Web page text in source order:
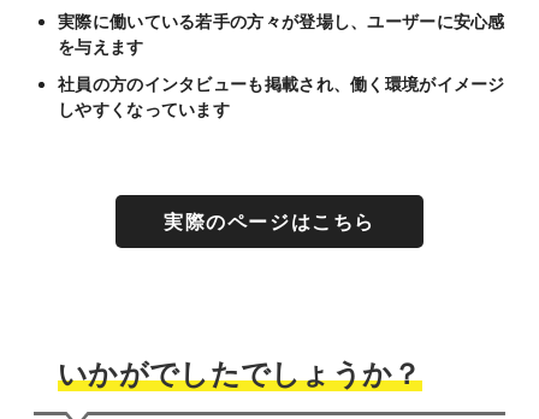
実際に働いている若手の方々が登場し、ユーザーに安心感
を与えます
社員の方のインタビューも掲載され、働く環境がイメージ
しやすくなっています
実際のページはこちら
いかがでしたでしょうか？